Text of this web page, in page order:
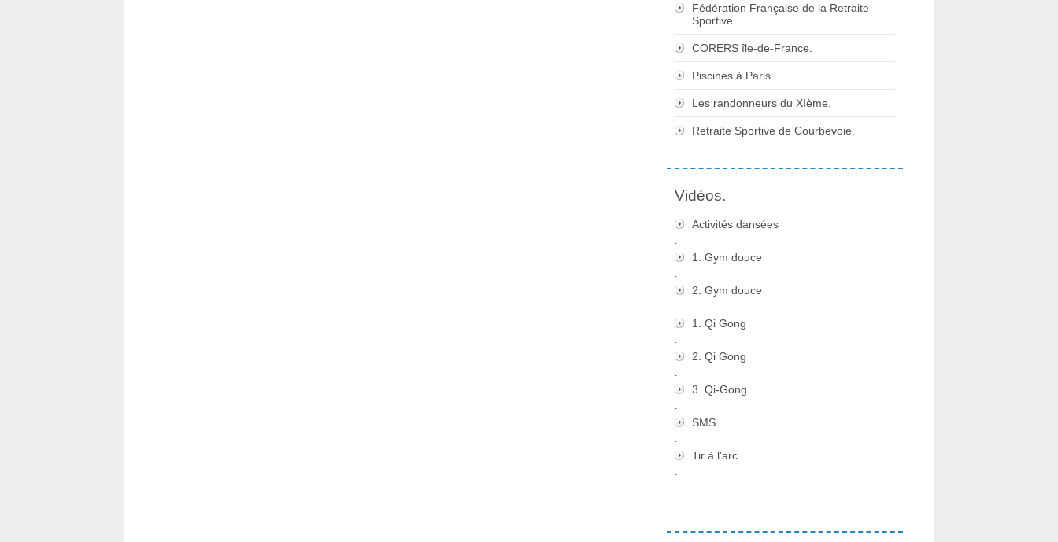
Fédération Française de la Retraite
Sportive.
CORERS île-de-France.
Piscines à Paris.
Les randonneurs du XIème.
Retraite Sportive de Courbevoie.
Vidéos.
Activités dansées
.
1. Gym douce
.
2. Gym douce
1. Qi Gong
.
2. Qi Gong
.
3. Qi-Gong
.
SMS
.
Tir à l'arc
.